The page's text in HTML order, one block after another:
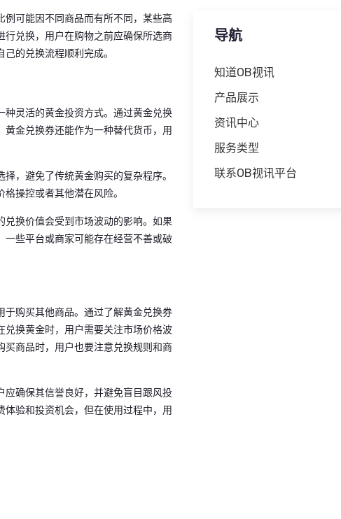
可能因不同商品而有所不同，某些高
兑换，用户在购物之前应确保所选商
的兑换流程顺利完成。
灵活的黄金投资方式。通过黄金兑换
金兑换券还能作为一种替代货币，用
，避免了传统黄金购买的复杂程序。
操控或者其他潜在风险。
换价值会受到市场波动的影响。如果
些平台或商家可能存在经营不善或破
购买其他商品。通过了解黄金兑换券
换黄金时，用户需要关注市场价格波
商品时，用户也要注意兑换规则和商
确保其信誉良好，并避免盲目跟风投
验和投资机会，但在使用过程中，用
导航
知道OB视讯
产品展示
资讯中心
服务类型
联系OB视讯平台